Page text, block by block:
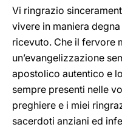
Vi ringrazio
vivere in maniera
ricevuto. Che il fervore
un’evangelizzazione
apostolico autentico e
sempre presenti nelle
preghiere e i miei
sacerdoti anziani ed